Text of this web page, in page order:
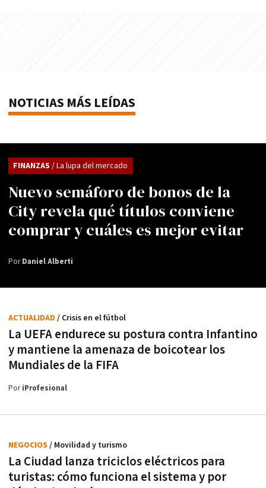
NOTICIAS MÁS LEÍDAS
Nuevo semáforo de bonos de la
City revela qué títulos conviene
comprar y cuáles es mejor evitar
FINANZAS / La lupa del mercado
PorDaniel Alberti
La UEFA endurece su postura contra Infantino
y mantiene la amenaza de boicotear los
Mundiales de la FIFA
ACTUALIDAD / Crisis en el fútbol
PoriProfesional
La Ciudad lanza triciclos eléctricos para
turistas: cómo funciona el sistema y por
NEGOCIOS / Movilidad y turismo